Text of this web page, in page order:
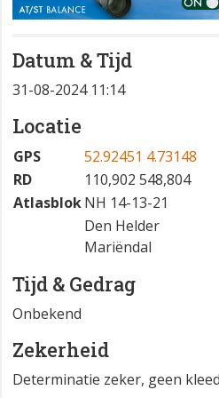
Datum & Tijd
31-08-2024 11:14
Locatie
GPS
52.92451 4.73148
RD
110,902 548,804
AtlasblokNH 14-13-21
Den Helder
Mariëndal
Tijd & Gedrag
Onbekend
Zekerheid
Determinatie zeker, geen